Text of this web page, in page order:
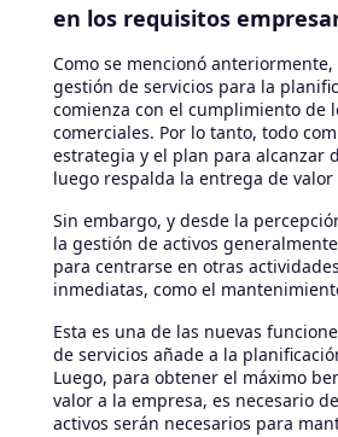
en los requisitos
Como se mencionó
gestión de servicios para la
comienza con el cumplimiento de
comerciales. Por lo tanto, todo
estrategia y el plan para alcanzar
luego respalda la entrega de valor
Sin embargo, y desde la
la gestión de activos
para centrarse en otras
inmediatas, como el
Esta es una de las nuevas
de servicios añade a la
Luego, para obtener el máximo
valor a la empresa, es necesario
activos serán necesarios para